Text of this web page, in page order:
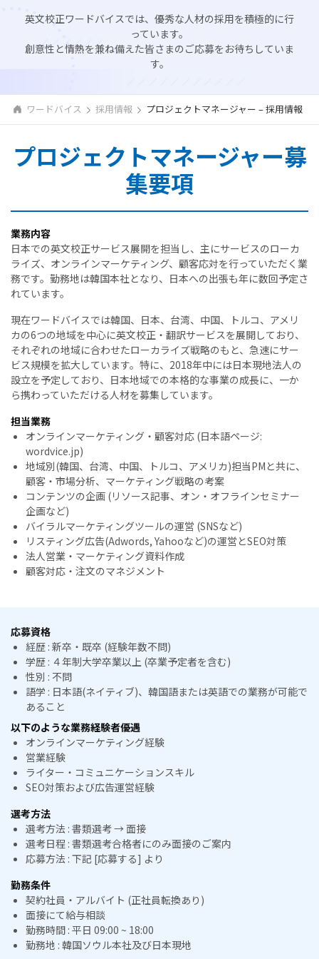
英文校正ワードバイスでは、優秀な人材の採用を積極的に行
っています。
創意性と情熱を兼ね備えた皆さまのご応募をお待ちしていま
す。
ワードバイス 採用情報 プロジェクトマネージャー – 採用情報
プロジェクトマネージャー募
集要項
業務内容
日本での英文校正サービス展開を担当し、主にサービスのローカ
ライズ、オンラインマーケティング、顧客応対を行っていただく業
務です。勤務地は韓国本社となり、日本への出張も年に数回予定さ
れています。
現在ワードバイスでは韓国、日本、台湾、中国、トルコ、アメリ
カの6つの地域を中心に英文校正・翻訳サービスを展開しており、
それぞれの地域に合わせたローカライズ戦略のもと、急速にサー
ビス規模を拡大しています。特に、2018年中には日本現地法人の
設立を予定しており、日本地域での本格的な事業の成長に、一か
ら携わっていただける人材を募集しています。
担当業務
オンラインマーケティング・顧客対応 (日本語ページ:
wordvice.jp)
地域別(韓国、台湾、中国、トルコ、アメリカ)担当PMと共に、
顧客・市場分析、マーケティング戦略の考案
コンテンツの企画 (リソース記事、オン・オフラインセミナー
企画など)
バイラルマーケティングツールの運営 (SNSなど)
リスティング広告(Adwords, Yahooなど)の運営とSEO対策
法人営業・マーケティング資料作成
顧客対応・注文のマネジメント
応募資格
経歴 : 新卒・既卒 (経験年数不問)
学歴 : ４年制大学卒業以上 (卒業予定者を含む)
性別 : 不問
語学 : 日本語(ネイティブ)、韓国語または英語での業務が可能で
あること
以下のような業務経験者優遇
オンラインマーケティング経験
営業経験
ライター・コミュニケーションスキル
SEO対策および広告運営経験
選考方法
選考方法 : 書類選考 → 面接
選考日程 : 書類選考合格者にのみ面接のご案内
応募方法 : 下記 [応募する] より
勤務条件
契約社員・アルバイト (正社員転換あり)
面接にて給与相談
勤務時間 : 平日 09:00 ~ 18:00
勤務地 : 韓国ソウル本社及び日本現地